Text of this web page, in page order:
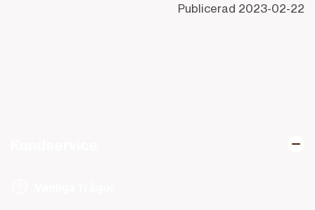
Publicerad 2023-02-22